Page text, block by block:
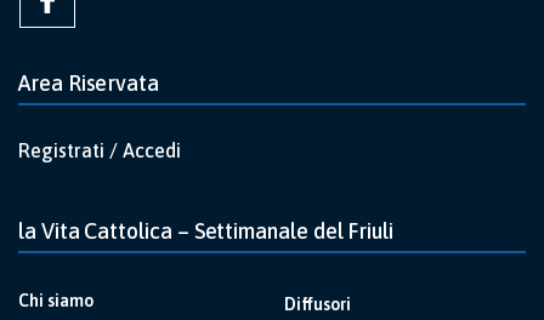
Area Riservata
Registrati / Accedi
la Vita Cattolica – Settimanale del Friuli
Chi siamo Diffusori